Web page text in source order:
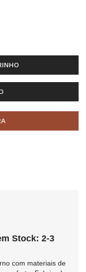
Stock: 2-3
com materiais de